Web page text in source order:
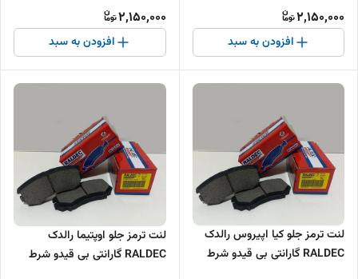
2,150,000
افزودن به سبد
2,150,000
افزودن به سبد
لنت ترمز جلو کیا اپیروس رالدک
RALDEC گارانتی بی قیدو شرط
لنت ترمز جلو اوپتیما رالدک
RALDEC گارانتی بی قیدو شرط